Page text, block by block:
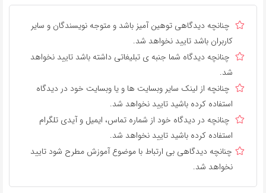
چنانچه دیدگاهی توهین آمیز باشد و متوجه نویسندگان و سایر
کاربران باشد تایید نخواهد شد.
چنانچه دیدگاه شما جنبه ی تبلیغاتی داشته باشد تایید نخواهد
شد.
چنانچه از لینک سایر وبسایت ها و یا وبسایت خود در دیدگاه
استفاده کرده باشید تایید نخواهد شد.
چنانچه در دیدگاه خود از شماره تماس، ایمیل و آیدی تلگرام
استفاده کرده باشید تایید نخواهد شد.
چنانچه دیدگاهی بی ارتباط با موضوع آموزش مطرح شود تایید
نخواهد شد.